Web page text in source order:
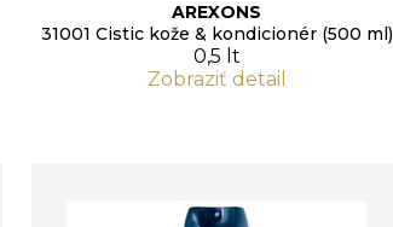
AREXONS
31001 Cistic kože & kondicionér (500 ml)
0,5 lt
Zobraziť detail